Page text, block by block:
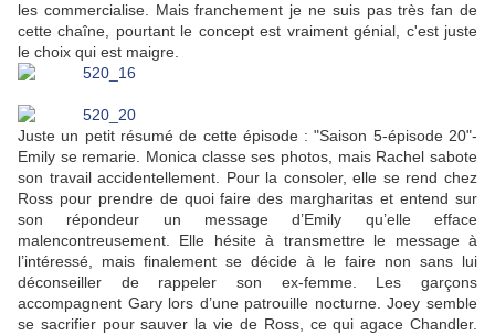
les commercialise. Mais franchement je ne suis pas très fan de
cette chaîne, pourtant le concept est vraiment génial, c'est juste
le choix qui est maigre.
Juste un petit résumé de cette épisode : "Saison 5-épisode 20"-
Emily se remarie. Monica classe ses photos, mais Rachel sabote
son travail accidentellement. Pour la consoler, elle se rend chez
Ross pour prendre de quoi faire des margharitas et entend sur
son répondeur un message d’Emily qu’elle efface
malencontreusement. Elle hésite à transmettre le message à
l’intéressé, mais finalement se décide à le faire non sans lui
déconseiller de rappeler son ex-femme. Les garçons
accompagnent Gary lors d’une patrouille nocturne. Joey semble
se sacrifier pour sauver la vie de Ross, ce qui agace Chandler.